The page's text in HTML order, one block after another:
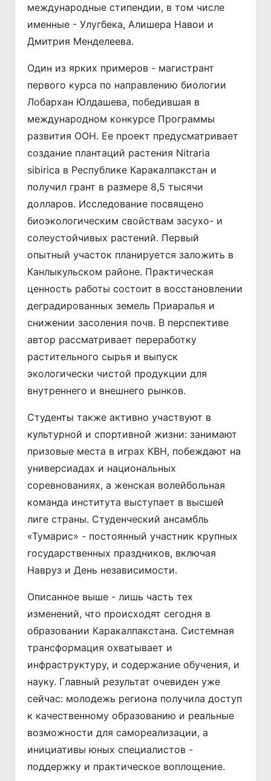
международные стипендии, в том числе
именные - Улугбека, Алишера Навои и
Дмитрия Менделеева.
Один из ярких примеров - магистрант
первого курса по направлению биологии
Лобархан Юлдашева, победившая в
международном конкурсе Программы
развития ООН. Ее проект преду­сматривает
создание плантаций растения Nitraria
sibirica в Республике Каракалпакстан и
получил грант в размере 8,5 тысячи
долларов. Исследование посвящено
биоэкологическим свойствам засухо- и
солеустойчивых растений. Первый
опытный участок планируется заложить в
Канлыкульском районе. Практическая
ценность работы состоит в восстановлении
деградированных земель Приаралья и
снижении засоления почв. В перспективе
автор рассматривает переработку
растительного сырья и выпуск
экологически чистой продукции для
внутреннего и внешнего рынков.
Студенты также активно участвуют в
культурной и спортивной жизни: занимают
призовые места в играх КВН, побеждают на
универсиадах и нацио­нальных
соревнованиях, а женская волейбольная
команда института выступает в высшей
лиге страны. Студенческий ансамбль
«Тумарис» - постоянный участник крупных
государственных праздников, включая
Навруз и День независимости.
Описанное выше - лишь часть тех
изменений, что происходят сегодня в
образовании Каракалпакстана. Системная
трансформация охватывает и
инфраструктуру, и содержание обучения, и
науку. Главный результат очевиден уже
сейчас: молодежь региона получила доступ
к качественному образованию и реальные
возможности для самореализации, а
инициативы юных специалистов -
поддержку и практическое воплощение.